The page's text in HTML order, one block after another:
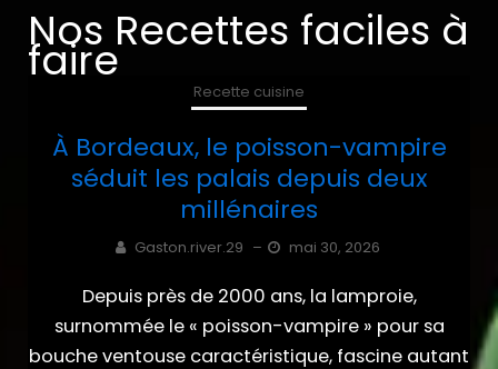
Nos Recettes faciles à
faire
Recette cuisine
À Bordeaux, le poisson-vampire
séduit les palais depuis deux
millénaires
Gaston.river.29 – mai 30, 2026
Depuis près de 2000 ans, la lamproie,
surnommée le « poisson-vampire » pour sa
bouche ventouse caractéristique, fascine autant